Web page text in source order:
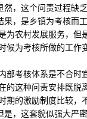
，这个问责过程缺
，是乡镇为考核而
农村发展服务，
为考核所做的工
考核体系是不合时
这种问责安排既
的激励制度比较
，这套貌似强大严